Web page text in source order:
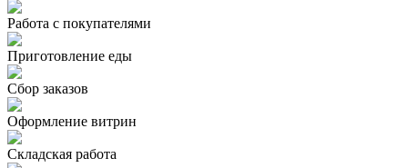
Работа с покупателями
Приготовление еды
Сбор заказов
Оформление витрин
Складская работа